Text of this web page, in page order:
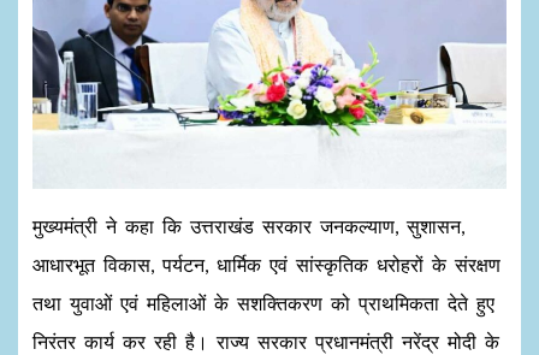
मुख्यमंत्री ने कहा कि उत्तराखंड सरकार जनकल्याण, सुशासन,
आधारभूत विकास, पर्यटन, धार्मिक एवं सांस्कृतिक धरोहरों के संरक्षण
तथा युवाओं एवं महिलाओं के सशक्तिकरण को प्राथमिकता देते हुए
निरंतर कार्य कर रही है। राज्य सरकार प्रधानमंत्री नरेंद्र मोदी के